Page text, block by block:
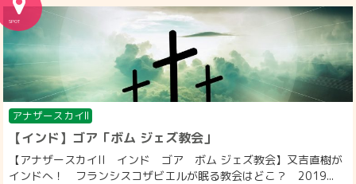
アナザースカイII
【インド】ゴア「ボム ジェズ教会」
【アナザースカイII インド ゴア ボム ジェズ教会】又吉直樹が
インドへ！ フランシスコザビエルが眠る教会はどこ？ 2019...